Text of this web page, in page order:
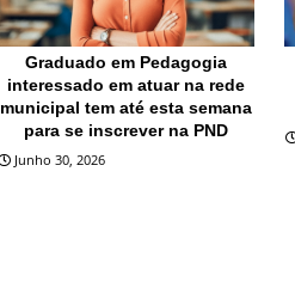
Graduado em Pedagogia
interessado em atuar na rede
municipal tem até esta semana
para se inscrever na PND
Junho 30, 2026